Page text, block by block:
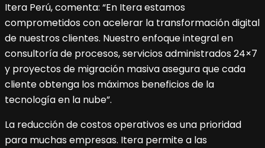
Itera Perú, comenta: “En Itera estamos
comprometidos con acelerar la transformación digital
de nuestros clientes. Nuestro enfoque integral en
consultoría de procesos, servicios administrados 24×7
y proyectos de migración masiva asegura que cada
cliente obtenga los máximos beneficios de la
tecnología en la nube”.
La reducción de costos operativos es una prioridad
para muchas empresas. Itera permite a las